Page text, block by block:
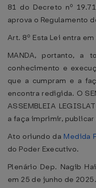
81 do Decreto nº
aprova o Regulamento
Art. 8º Esta Lei entra
MANDA, portanto, a
conhecimento e
que a cumpram e a
encontra redigida. O
ASSEMBLEIA
a faça imprimir, publicar
Ato oriundo da Medida
do Poder Executivo.
Plenário Dep. Nagib
em 25 de junho de 2025.